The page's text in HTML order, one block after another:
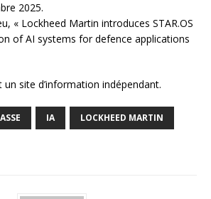
2025.
« Lockheed Martin introduces STAR.OS
of AI systems for defence applications
un site d’information indépendant.
IA LOCKHEED MARTIN